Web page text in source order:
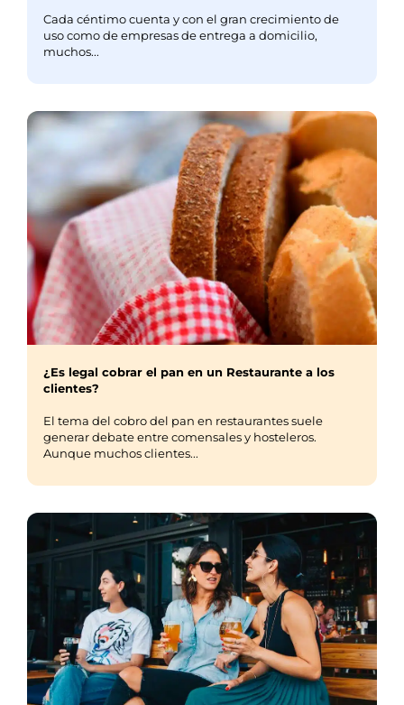
Cada céntimo cuenta y con el gran crecimiento de
uso como de empresas de entrega a domicilio,
muchos...
¿Es legal cobrar el pan en un Restaurante a los
clientes?
El tema del cobro del pan en restaurantes suele
generar debate entre comensales y hosteleros.
Aunque muchos clientes...